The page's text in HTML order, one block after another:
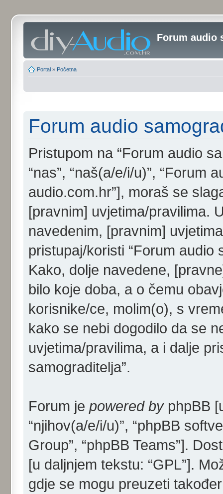
Forum audio
Portal » Početna
Forum audio
Pristupom na “Forum audio
“nas”, “naš(a/e/i/u)”, “Forum
audio.com.hr”], moraš se
[pravnim] uvjetima/pravilima.
navedenim, [pravnim]
pristupaj/koristi “Forum audio
Kako, dolje navedene,
bilo koje doba, a o čemu
korisnike/ce, molim(o), s
kako se nebi dogodilo da se
uvjetima/pravilima, a i dalje
samograditelja”.
Forum je powered byphpBB
“njihov(a/e/i/u)”, “phpBB
Group”, “phpBB Teams”].
[u daljnjem tekstu: “GPL”].
gdje se mogu preuzeti